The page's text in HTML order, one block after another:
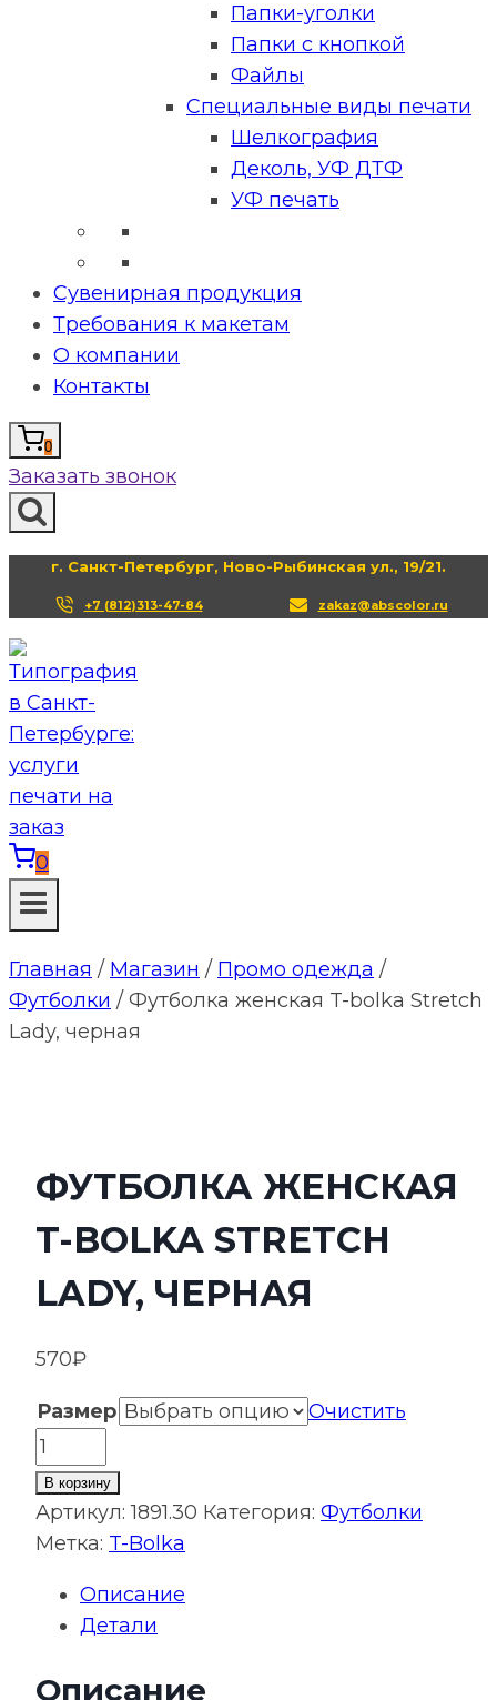
Папки-уголки
Папки с кнопкой
Файлы
Специальные виды печати
Шелкография
Деколь, УФ ДТФ
УФ печать
Сувенирная продукция
Требования к макетам
О компании
Контакты
0
Заказать звонок
г. Санкт-Петербург, Ново-Рыбинская ул., 19/21.
+7 (812)313-47-84 zakaz@abscolor.ru
0
Главная / Магазин / Промо одежда /
Футболки / Футболка женская T-bolka Stretch
Lady, черная
ФУТБОЛКА ЖЕНСКАЯ
T-BOLKA STRETCH
LADY, ЧЕРНАЯ
570₽
Размер
Очистить
Количество
товара
Футболка
женская
bolka
Stretch
черная
В корзину
Артикул:1891.30 Категория: Футболки
Метка: T-Bolka
Описание
Детали
Описание